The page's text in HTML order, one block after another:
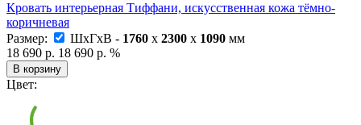
Кровать интерьерная Тиффани, искусственная кожа тёмно-
коричневая
Размер:
ШxГxВ - 1760 x 2300 x 1090 мм
18 690 р. 18 690 р. %
В корзину
Цвет: